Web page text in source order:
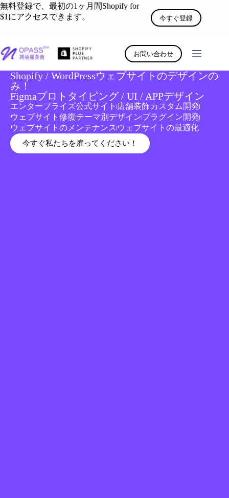
無料登録で、最初の1ヶ月間Shopify for
$1にアクセスできます。
今すぐ登録
お問い合わせ
Shopify / WordPressウェブサイトのデザインの
み！
Figmaプロトタイピング / UI / APPデザイン
エンタープライズ公式サイト 店舗装飾カスタム開発
ウェブサイト修復 テーマ別デザインプラグイン開発
ウェブサイトのメンテナンス ウェブサイトの最適化
今すぐ私たちを雇ってください！